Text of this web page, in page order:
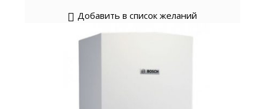
Добавить в список желаний